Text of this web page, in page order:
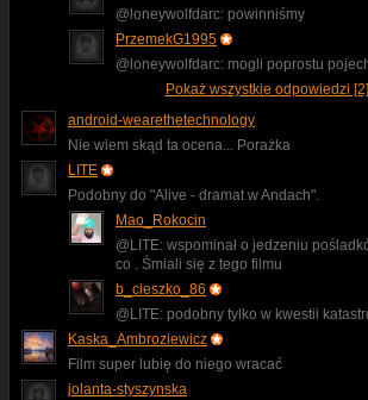
@loneywolfdarc: powinniśmy
PrzemekG1995
@loneywolfdarc: mogli poprostu
Pokaż wszystkie odpowiedzi [2]
android-wearethetechnology
Nie wiem skąd ta ocena... Porażka
LITE
Podobny do "Alive - dramat w Andach".
Mao_Rokocin
@LITE: wspominał o jedzeniu
co . Śmiali się z tego filmu
b_cieszko_86
@LITE: podobny tylko w kwestii
Kaska_Ambroziewicz
Film super lubię do niego wracać
jolanta-styszynska